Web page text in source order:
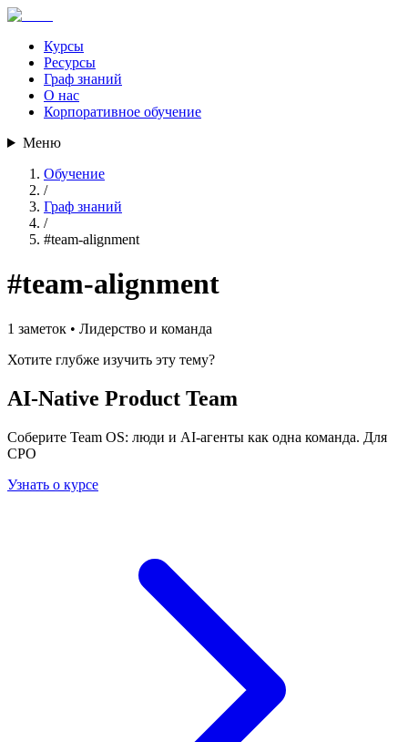
Курсы
Ресурсы
Граф знаний
О нас
Корпоративное обучение
Меню
Обучение
/
Граф знаний
/
#team-alignment
#team-alignment
1 заметок • Лидерство и команда
Хотите глубже изучить эту тему?
AI-Native Product Team
Соберите Team OS: люди и AI-агенты как одна команда. Для
CPO
Узнать о курсе